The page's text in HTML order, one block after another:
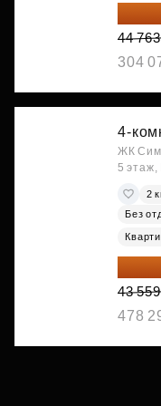
35
44
304
4-
ЖК
5
2
Без
36
43
478